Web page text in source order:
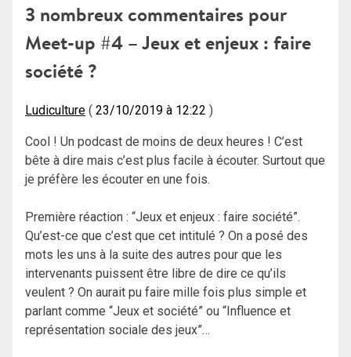
l’article
3 nombreux commentaires pour
Meet-up #4 – Jeux et enjeux : faire
société ?
Ludiculture 23/10/2019 à 12:22
Cool ! Un podcast de moins de deux heures ! C’est
bête à dire mais c’est plus facile à écouter. Surtout que
je préfère les écouter en une fois.
Première réaction : “Jeux et enjeux : faire société”.
Qu’est-ce que c’est que cet intitulé ? On a posé des
mots les uns à la suite des autres pour que les
intervenants puissent être libre de dire ce qu’ils
veulent ? On aurait pu faire mille fois plus simple et
parlant comme “Jeux et société” ou “Influence et
représentation sociale des jeux”…